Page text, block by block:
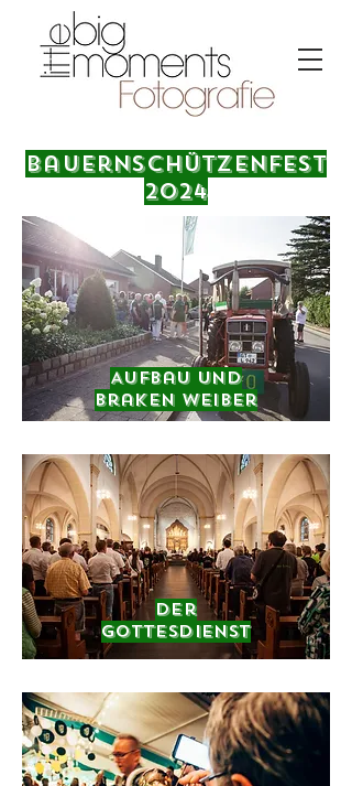
Bauernschützenfest
2024
Aufbau und
Braken Weiber
Der
Gottesdienst